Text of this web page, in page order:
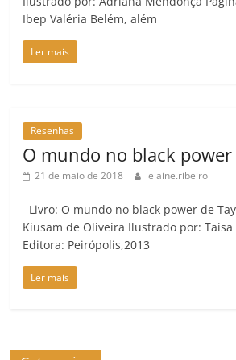
Ibep Valéria Belém, além
Ler mais
Resenhas
O mundo no black power
21 de maio de 2018 elaine.ribeiro
Livro: O mundo no black power de
Kiusam de Oliveira Ilustrado por: Taisa
Editora: Peirópolis,2013
Ler mais